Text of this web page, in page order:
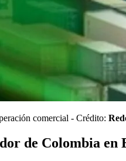
comercial - Crédito:
de Colombia en